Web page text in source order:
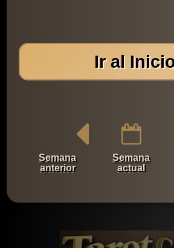
Ir al
Semana
anterior
Semana
actual